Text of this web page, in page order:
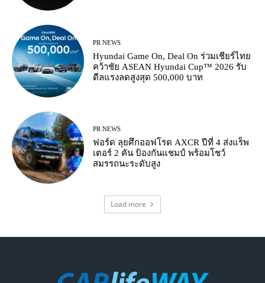
PR NEWS
Hyundai Game On, Deal On ร่วมเชียร์ไทย
คว้าชัย ASEAN Hyundai Cup™ 2026 รับ
ดีลแรงลดสูงสุด 500,000 บาท
PR NEWS
ฟอร์ด ลุยศึกออฟโรด AXCR ปีที่ 4 ส่งแร็พ
เตอร์ 2 คัน ป้องกันแชมป์ พร้อมโชว์
สมรรถนะระดับสูง
Load more